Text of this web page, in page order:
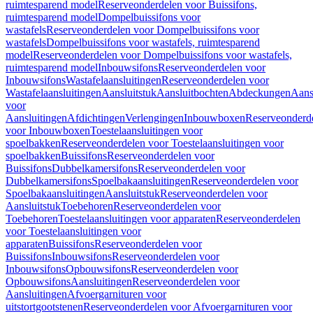
ruimtesparend modelReserveonderdelen voor Buissifons,
ruimtesparend modelDompelbuissifons voor
wastafelsReserveonderdelen voor Dompelbuissifons voor
wastafelsDompelbuissifons voor wastafels, ruimtesparend
modelReserveonderdelen voor Dompelbuissifons voor wastafels,
ruimtesparend modelInbouwsifonsReserveonderdelen voor
InbouwsifonsWastafelaansluitingenReserveonderdelen voor
WastafelaansluitingenAansluitstukAansluitbochtenAbdeckungen
voor
AansluitingenAfdichtingenVerlengingenInbouwboxen
voor InbouwboxenToestelaansluitingen voor
spoelbakkenReserveonderdelen voor Toestelaansluitingen voor
spoelbakkenBuissifonsReserveonderdelen voor
BuissifonsDubbelkamersifonsReserveonderdelen voor
DubbelkamersifonsSpoelbakaansluitingenReserveonderdelen voor
SpoelbakaansluitingenAansluitstukReserveonderdelen voor
AansluitstukToebehorenReserveonderdelen voor
ToebehorenToestelaansluitingen voor apparatenReserveonderdelen
voor Toestelaansluitingen voor
apparatenBuissifonsReserveonderdelen voor
BuissifonsInbouwsifonsReserveonderdelen voor
InbouwsifonsOpbouwsifonsReserveonderdelen voor
OpbouwsifonsAansluitingenReserveonderdelen voor
AansluitingenAfvoergarnituren voor
uitstortgootstenenReserveonderdelen voor Afvoergarnituren voor